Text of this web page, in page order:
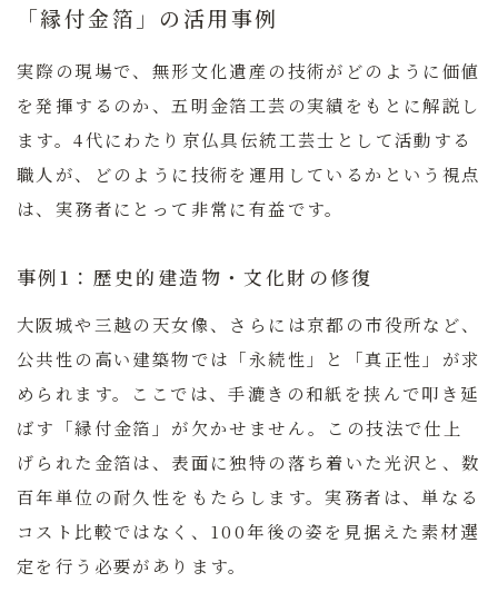
「縁付金箔」の活用事例
実際の現場で、無形文化遺産の技術がどのように価値
を発揮するのか、五明金箔工芸の実績をもとに解説し
ます。4代にわたり京仏具伝統工芸士として活動する
職人が、どのように技術を運用しているかという視点
は、実務者にとって非常に有益です。
事例1：歴史的建造物・文化財の修復
大阪城や三越の天女像、さらには京都の市役所など、
公共性の高い建築物では「永続性」と「真正性」が求
められます。ここでは、手漉きの和紙を挟んで叩き延
ばす「縁付金箔」が欠かせません。この技法で仕上
げられた金箔は、表面に独特の落ち着いた光沢と、数
百年単位の耐久性をもたらします。実務者は、単なる
コスト比較ではなく、100年後の姿を見据えた素材選
定を行う必要があります。